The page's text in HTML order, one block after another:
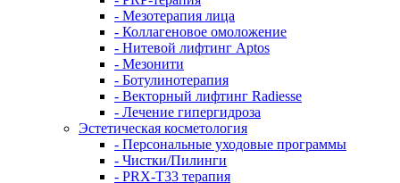
- Мезотерапия лица
- Коллагеновое омоложение
- Нитевой лифтинг Aptos
- Мезонити
- Ботулинотерапия
- Векторный лифтинг Radiesse
- Лечение гипергидроза
Эстетическая косметология
- Персональные уходовые программы
- Чистки/Пилинги
- PRX-T33 терапия